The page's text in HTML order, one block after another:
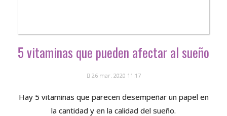
5 vitaminas que pueden afectar al sueño
26 mar. 2020 11:17
Hay 5 vitaminas que parecen desempeñar un papel en
la cantidad y en la calidad del sueño.